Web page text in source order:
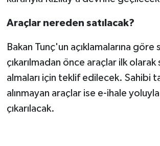
Araçlar nereden satılacak?
Bakan Tunç'un açıklamalarına göre
çıkarılmadan önce araçlar ilk
almaları için teklif edilecek. Sahibi
alınmayan araçlar ise e-ihale yoluyla
çıkarılacak.